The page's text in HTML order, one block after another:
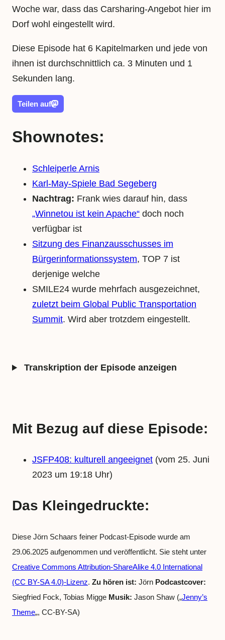
Woche war, dass das Carsharing-Angebot hier im
Dorf wohl eingestellt wird.
Diese Episode hat 6 Kapitelmarken und jede von
ihnen ist durchschnittlich ca. 3 Minuten und 1
Sekunden lang.
Teilen auf
Shownotes:
Schleiperle Arnis
Karl-May-Spiele Bad Segeberg
Nachtrag: Frank wies darauf hin, dass
„Winnetou ist kein Apache“ doch noch
verfügbar ist
Sitzung des Finanzausschusses im
Bürgerinformationssystem, TOP 7 ist
derjenige welche
SMILE24 wurde mehrfach ausgezeichnet,
zuletzt beim Global Public Transportation
Summit. Wird aber trotzdem eingestellt.
Transkription der Episode anzeigen
Mit Bezug auf diese Episode:
JSFP408: kulturell angeeignet (vom 25. Juni
2023 um 19:18 Uhr)
Das Kleingedruckte:
Diese Jörn Schaars feiner Podcast-Episode wurde am
29.06.2025 aufgenommen und veröffentlicht. Sie steht unter
Creative Commons Attribution-ShareAlike 4.0 International
(CC BY-SA 4.0)-Lizenz. Zu hören ist: Jörn Podcastcover:
Siegfried Fock, Tobias Migge Musik: Jason Shaw („Jenny’s
Theme„, CC-BY-SA)